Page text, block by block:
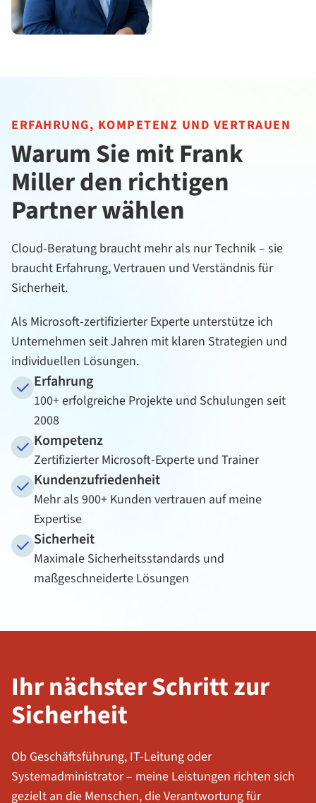
ERFAHRUNG, KOMPETENZ UND VERTRAUEN
Warum Sie mit Frank
Miller den richtigen
Partner wählen
Cloud-Beratung braucht mehr als nur Technik – sie
braucht Erfahrung, Vertrauen und Verständnis für
Sicherheit.
Als Microsoft-zertifizierter Experte unterstütze ich
Unternehmen seit Jahren mit klaren Strategien und
individuellen Lösungen.
Erfahrung
100+ erfolgreiche Projekte und Schulungen seit
2008
Kompetenz
Zertifizierter Microsoft-Experte und Trainer
Kundenzufriedenheit
Mehr als 900+ Kunden vertrauen auf meine
Expertise
Sicherheit
Maximale Sicherheitsstandards und
maßgeschneiderte Lösungen
Ihr nächster Schritt zur
Sicherheit
Ob Geschäftsführung, IT-Leitung oder
Systemadministrator – meine Leistungen richten sich
gezielt an die Menschen, die Verantwortung für